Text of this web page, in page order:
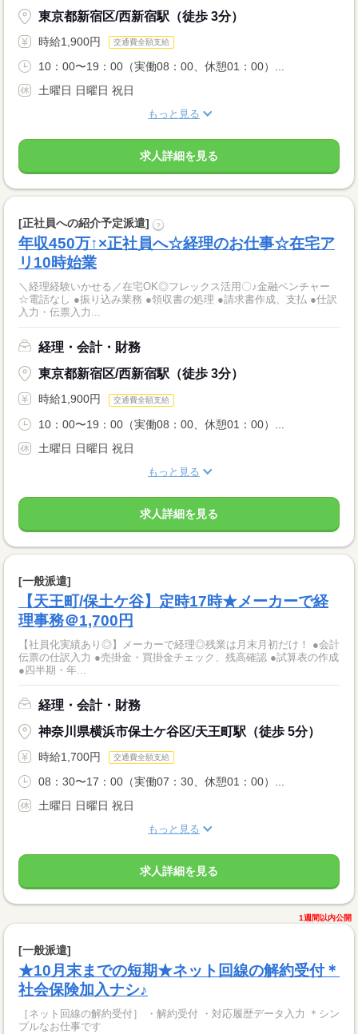
東京都新宿区/西新宿駅（徒歩 3分）
時給1,900円 交通費全額支給
10：00〜19：00（実働08：00、休憩01：00）...
土曜日 日曜日 祝日
もっと見る
求人詳細を見る
[正社員への紹介予定派遣] ?
年収450万↑×正社員へ☆経理のお仕事☆在宅ア
リ10時始業
＼経理経験いかせる／在宅OK◎フレックス活用〇♪金融ベンチャー
☆電話なし ●振り込み業務 ●領収書の処理 ●請求書作成、支払 ●仕訳
入力・伝票入力...
経理・会計・財務
東京都新宿区/西新宿駅（徒歩 3分）
時給1,900円 交通費全額支給
10：00〜19：00（実働08：00、休憩01：00）...
土曜日 日曜日 祝日
もっと見る
求人詳細を見る
[一般派遣]
【天王町/保土ケ谷】定時17時★メーカーで経
理事務＠1,700円
【社員化実績あり◎】メーカーで経理◎残業は月末月初だけ！ ●会計
伝票の仕訳入力 ●売掛金・買掛金チェック、残高確認 ●試算表の作成
●四半期・年...
経理・会計・財務
神奈川県横浜市保土ケ谷区/天王町駅（徒歩 5分）
時給1,700円 交通費全額支給
08：30〜17：00（実働07：30、休憩01：00）...
土曜日 日曜日 祝日
もっと見る
求人詳細を見る
1週間以内公開
[一般派遣]
★10月末までの短期★ネット回線の解約受付＊
社会保険加入ナシ♪
［ネット回線の解約受付］ ・解約受付 ・対応履歴データ入力 ＊シン
プルなお仕事です